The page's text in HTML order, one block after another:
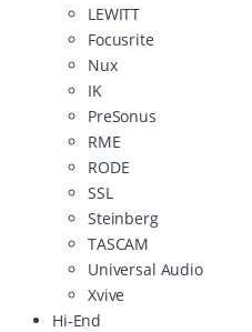
LEWITT
Focusrite
Nux
IK
PreSonus
RME
RODE
SSL
Steinberg
TASCAM
Universal Audio
Xvive
Hi-End